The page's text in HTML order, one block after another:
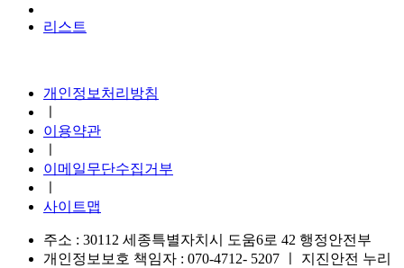
리스트
개인정보처리방침
이용약관
이메일무단수집거부
사이트맵
주소 : 30112 세종특별자치시 도움6로 42 행정안전부
개인정보보호 책임자 : 070-4712- 5207
지진안전 누리